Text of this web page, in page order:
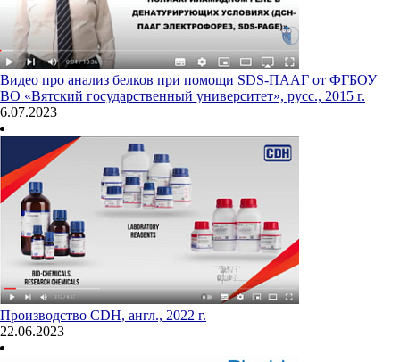
Видео про анализ белков при помощи SDS-ПААГ от ФГБОУ
ВО «Вятский государственный университет», русс., 2015 г.
6.07.2023
Производство CDH, англ., 2022 г.
22.06.2023